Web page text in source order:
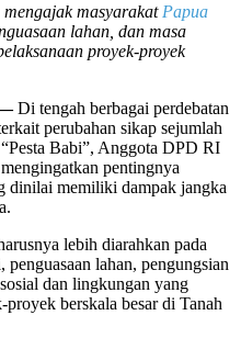
masyarakat Papua
lahan, dan masa
proyek-proyek
—Di tengah berbagai perdebatan
perubahan sikap sejumlah
Babi”, Anggota DPD RI
pentingnya
dinilai memiliki dampak jangka
lebih diarahkan pada
penguasaan lahan, pengungsian
dan lingkungan yang
berskala besar di Tanah